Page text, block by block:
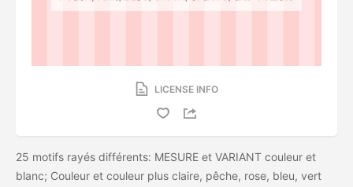
LICENSE INFO
25 motifs rayés différents: MESURE et VARIANT couleur et
blanc; Couleur et couleur plus claire, pêche, rose, bleu, vert